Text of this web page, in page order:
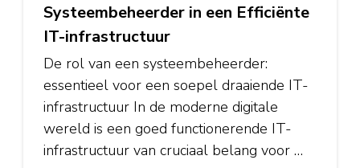
Systeembeheerder in een Efficiënte
IT-infrastructuur
De rol van een systeembeheerder:
essentieel voor een soepel draaiende IT-
infrastructuur In de moderne digitale
wereld is een goed functionerende IT-
infrastructuur van cruciaal belang voor …